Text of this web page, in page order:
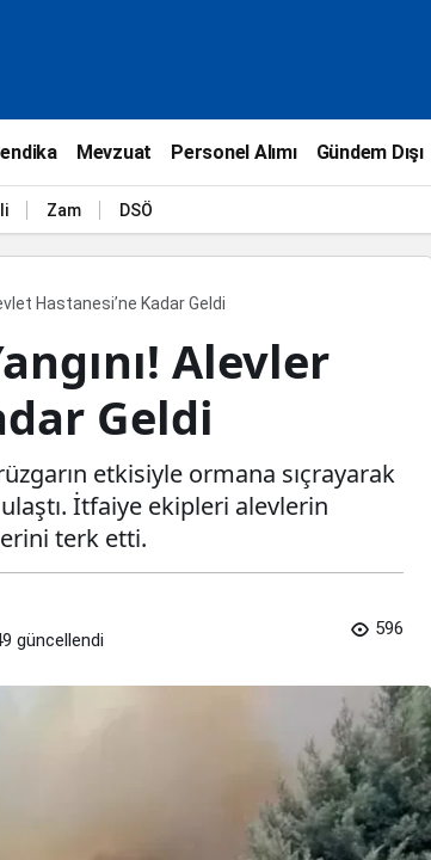
Mevzuat Personel Alımı Gündem Dışı
Zam DSÖ
Hastanesi’ne Kadar Geldi
Alevler
Geldi
etkisiyle ormana sıçrayarak
İtfaiye ekipleri alevlerin
terk etti.
güncellendi
596